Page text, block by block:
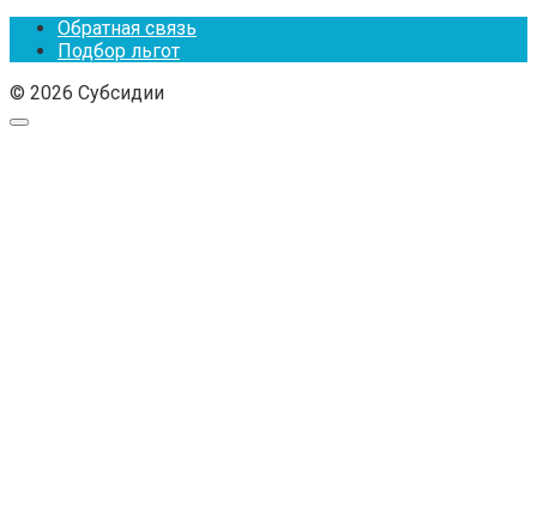
Обратная связь
Подбор льгот
© 2026 Субсидии